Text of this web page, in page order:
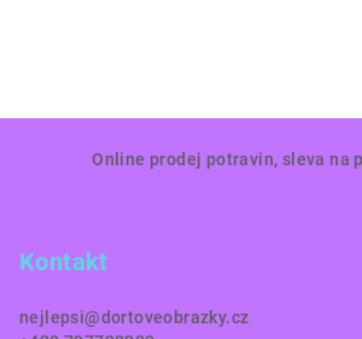
Online prodej potravin, sleva na
Kontakt
nejlepsi@dortoveobrazky.cz